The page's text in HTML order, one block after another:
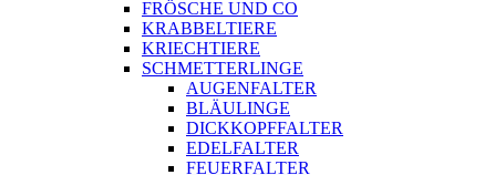
FRÖSCHE UND CO
KRABBELTIERE
KRIECHTIERE
SCHMETTERLINGE
AUGENFALTER
BLÄULINGE
DICKKOPFFALTER
EDELFALTER
FEUERFALTER